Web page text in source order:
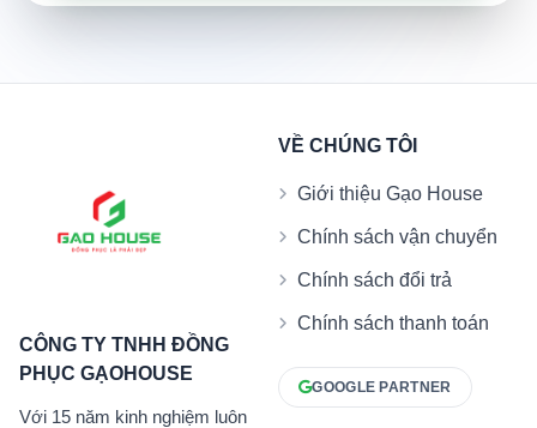
CÔNG TY TNHH ĐỒNG
PHỤC GẠOHOUSE
Với 15 năm kinh nghiệm luôn
VỀ CHÚNG TÔI
Giới thiệu Gạo House
Chính sách vận chuyển
Chính sách đổi trả
Chính sách thanh toán
GOOGLE PARTNER